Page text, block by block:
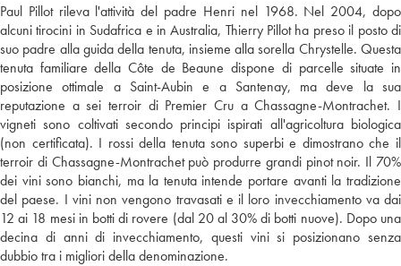
Paul Pillot rileva l'attività del padre Henri nel 1968. Nel 2004, dopo
alcuni tirocini in Sudafrica e in Australia, Thierry Pillot ha preso il posto di
suo padre alla guida della tenuta, insieme alla sorella Chrystelle. Questa
tenuta familiare della Côte de Beaune dispone di parcelle situate in
posizione ottimale a Saint-Aubin e a Santenay, ma deve la sua
reputazione a sei terroir di Premier Cru a Chassagne-Montrachet. I
vigneti sono coltivati secondo principi ispirati all'agricoltura biologica
(non certificata). I rossi della tenuta sono superbi e dimostrano che il
terroir di Chassagne-Montrachet può produrre grandi pinot noir. Il 70%
dei vini sono bianchi, ma la tenuta intende portare avanti la tradizione
del paese. I vini non vengono travasati e il loro invecchiamento va dai
12 ai 18 mesi in botti di rovere (dal 20 al 30% di botti nuove). Dopo una
decina di anni di invecchiamento, questi vini si posizionano senza
dubbio tra i migliori della denominazione.